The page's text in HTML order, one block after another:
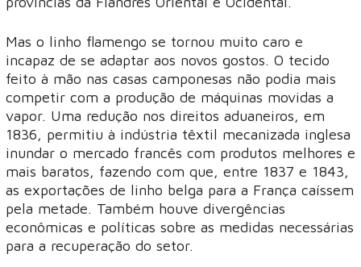
Mas o linho flamengo se tornou muito caro e
incapaz de se adaptar aos novos gostos. O tecido
feito à mão nas casas camponesas não podia mais
competir com a produção de máquinas movidas a
vapor. Uma redução nos direitos aduaneiros, em
1836, permitiu à indústria têxtil mecanizada inglesa
inundar o mercado francês com produtos melhores e
mais baratos, fazendo com que, entre 1837 e 1843,
as exportações de linho belga para a França caíssem
pela metade. Também houve divergências
econômicas e políticas sobre as medidas necessárias
para a recuperação do setor.